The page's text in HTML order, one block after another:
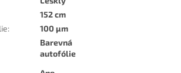
152 cm
:
100 µm
Barevná
autofólie